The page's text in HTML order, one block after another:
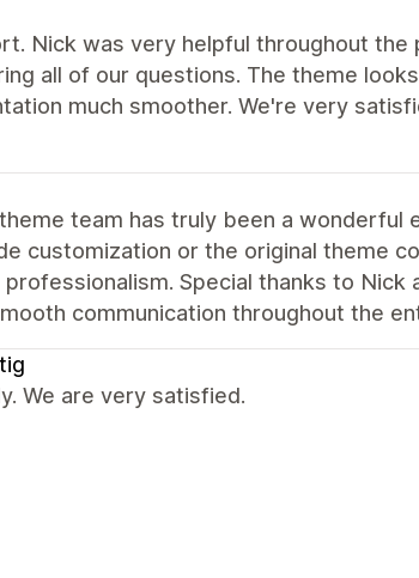
Nick was very helpful throughout the
all of our questions. The theme
much smoother. We're very
team has truly been a wonderful
customization or the original theme
Special thanks to Nick
communication throughout the
We are very satisfied.